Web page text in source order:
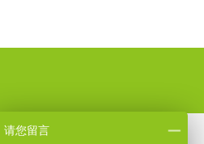
请您留言